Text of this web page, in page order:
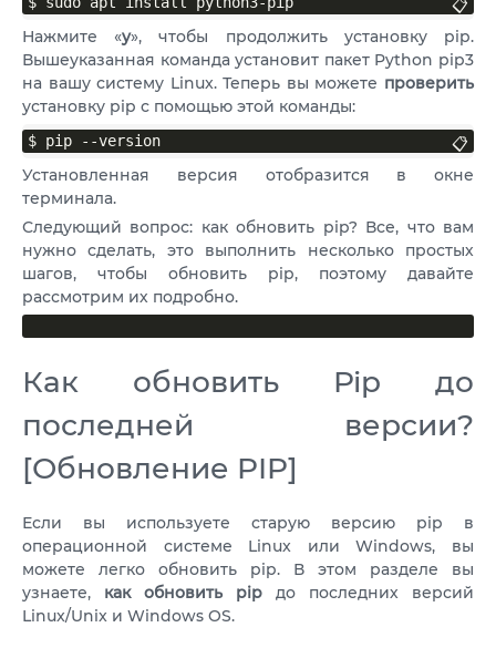
📋
Нажмите «y», чтобы продолжить установку pip.
Вышеуказанная команда установит пакет Python pip3
на вашу систему Linux. Теперь вы можете проверить
установку pip с помощью этой команды:
$ pip --version 📋
Установленная версия отобразится в окне
терминала.
Следующий вопрос: как обновить pip? Все, что вам
нужно сделать, это выполнить несколько простых
шагов, чтобы обновить pip, поэтому давайте
рассмотрим их подробно.
Как обновить Pip до
последней версии?
[Обновление PIP]
Если вы используете старую версию pip в
операционной системе Linux или Windows, вы
можете легко обновить pip. В этом разделе вы
узнаете, как обновить pip до последних версий
Linux/Unix и Windows OS.